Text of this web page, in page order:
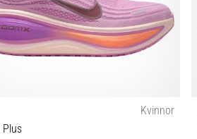
Kvinnor
Plus